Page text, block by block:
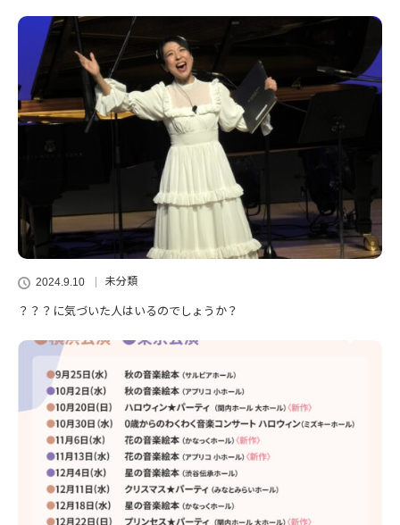
2024.9.10 未分類
？？？に気づいた人はいるのでしょうか？